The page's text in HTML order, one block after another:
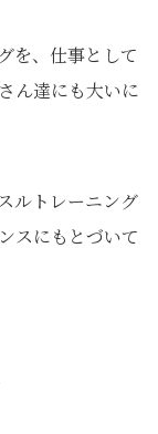
を、仕事として
ん達にも大いに
ルトレーニング
スにもとづいて